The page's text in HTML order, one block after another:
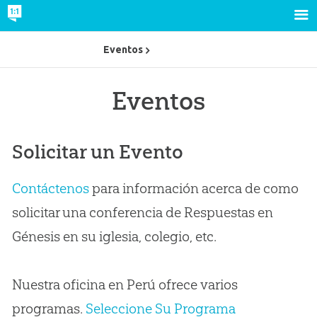
Eventos
Solicitar un Evento
Contáctenospara información acerca de como
solicitar una conferencia de Respuestas en
Génesis en su iglesia, colegio, etc.
Nuestra oficina en Perú ofrece varios
programas. Seleccione Su Programa
Eventos